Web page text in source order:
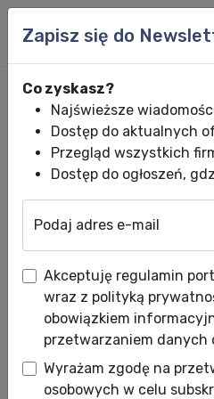
Budowa
kroku
Data publikacji: 19.04.2022
Wiosna to dobry
Zapisz się do
Co zyskasz?
Najświeższe
Dostęp do aktualnych
Przegląd wszystkich
Dostęp do ogłoszeń,
Podaj adres e-mail
Akceptuję regulamin
wraz z polityką
obowiązkiem
przetwarzaniem danych
Wyrażam zgodę na
osobowych w celu